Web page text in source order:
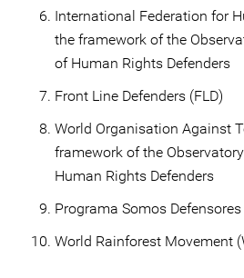
International Federation for
the framework of the
of Human Rights Defenders
Front Line Defenders (FLD)
World Organisation Against
framework of the
Human Rights Defenders
Programa Somos Defensores
World Rainforest Movement